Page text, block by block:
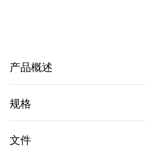
产品概述
规格
文件